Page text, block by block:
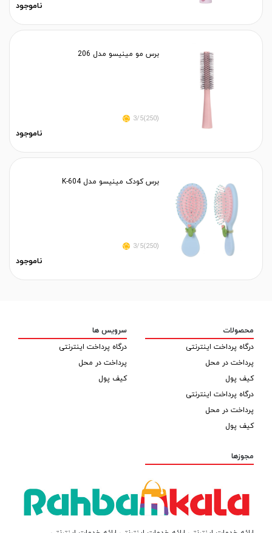
ناموجود
برس مو مینیسو مدل 206
(250)3/5
ناموجود
برس کودک مینیسو مدل K-604
(250)3/5
ناموجود
محصولات
درگاه پرداخت اینترنتی
پرداخت در محل
کیف پول
درگاه پرداخت اینترنتی
پرداخت در محل
کیف پول
سرویس ها
درگاه پرداخت اینترنتی
پرداخت در محل
کیف پول
مجوزها